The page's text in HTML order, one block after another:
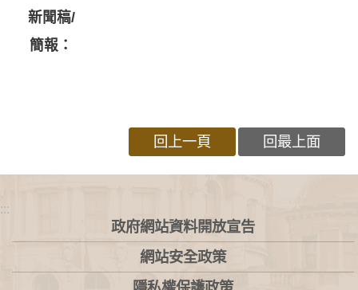
新聞稿/
簡報：
回上一頁 回最上面
:::
政府網站資料開放宣告
網站安全政策